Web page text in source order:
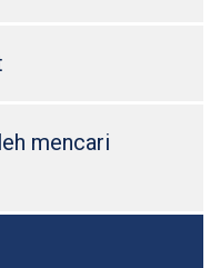
mencari